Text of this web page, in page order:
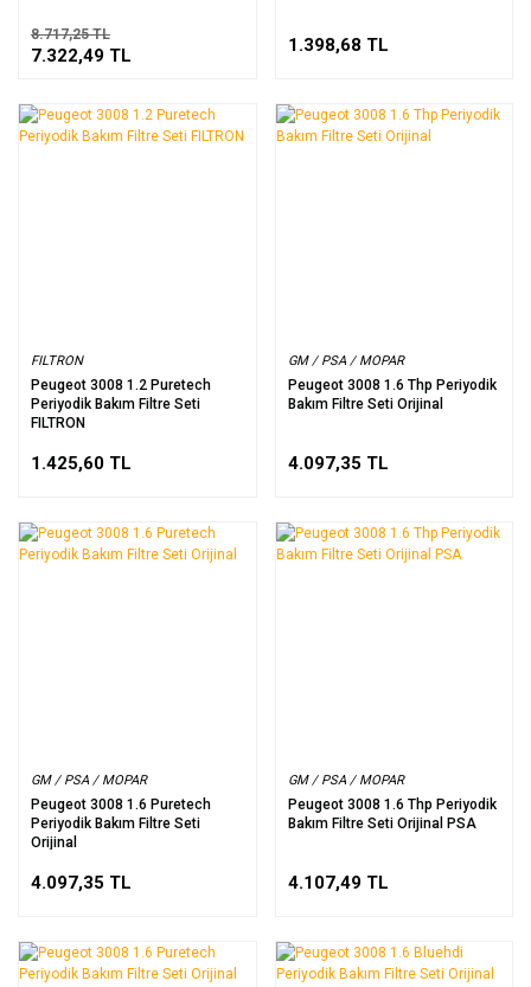
8.717,25 TL
7.322,49 TL 1.398,68 TL
FILTRON
Peugeot 3008 1.2 Puretech
Periyodik Bakım Filtre Seti
FILTRON
1.425,60 TL
GM / PSA / MOPAR
Peugeot 3008 1.6 Thp Periyodik
Bakım Filtre Seti Orijinal
4.097,35 TL
GM / PSA / MOPAR
Peugeot 3008 1.6 Puretech
Periyodik Bakım Filtre Seti
Orijinal
4.097,35 TL
GM / PSA / MOPAR
Peugeot 3008 1.6 Thp Periyodik
Bakım Filtre Seti Orijinal PSA
4.107,49 TL